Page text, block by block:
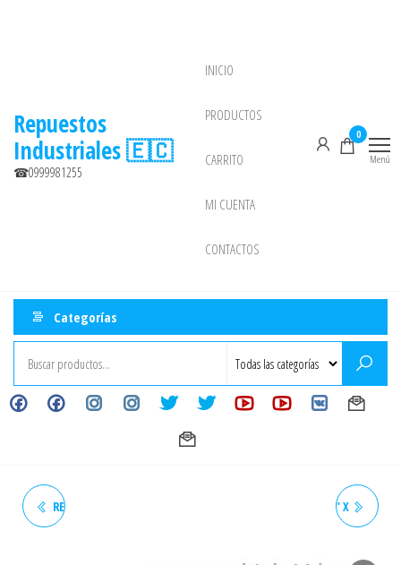
Repuestos
Industriales 🇪🇨
☎0999981255
INICIO
PRODUCTOS
CARRITO
MI CUENTA
CONTACTOS
0
Menú
Categorías
REDUCCIÓN ROSCADA 1/2" X REDUCCIÓN ROSCADA 3/4" X